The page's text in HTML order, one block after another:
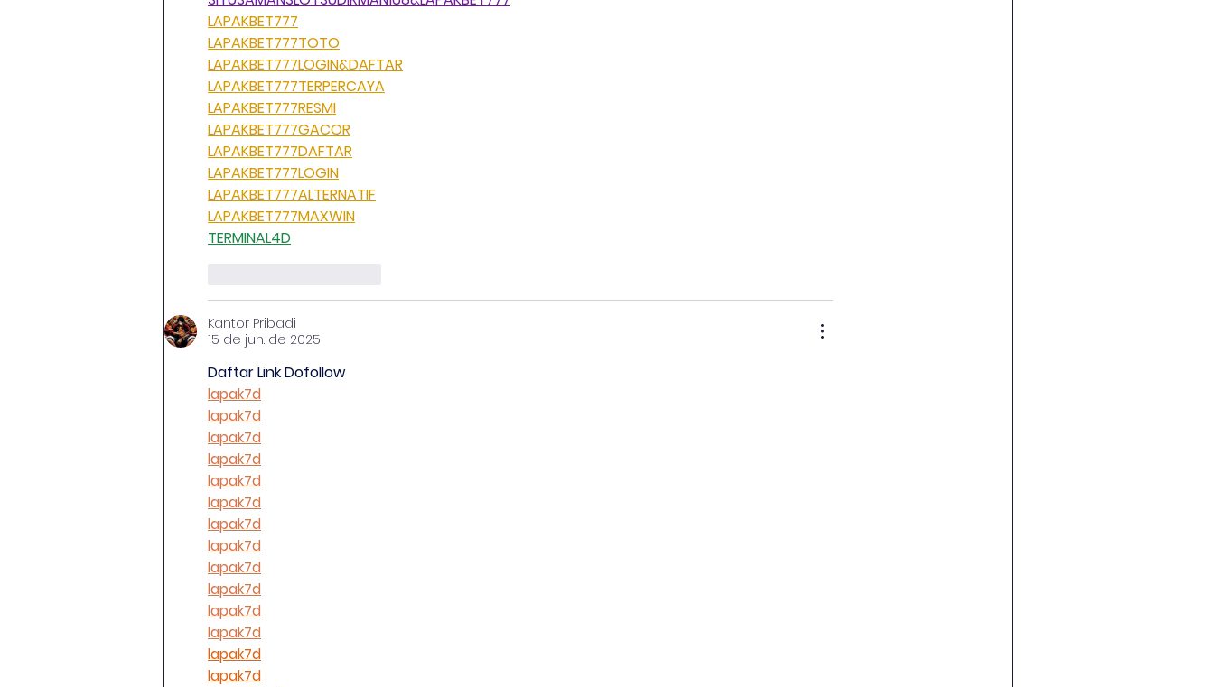
LAPAKBET777
LAPAKBET777TOTO
LAPAKBET777LOGIN&DAFTAR
LAPAKBET777TERPERCAYA
LAPAKBET777RESMI
LAPAKBET777GACOR
LAPAKBET777DAFTAR
LAPAKBET777LOGIN
LAPAKBET777ALTERNATIF
LAPAKBET777MAXWIN
TERMINAL4D
Kantor Pribadi
15 de jun. de 2025
Daftar Link Dofollow
lapak7d
lapak7d
lapak7d
lapak7d
lapak7d
lapak7d
lapak7d
lapak7d
lapak7d
lapak7d
lapak7d
lapak7d
lapak7d
lapak7d